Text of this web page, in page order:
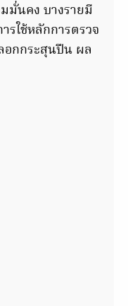
มั่นคง บางรายมี
ใช้หลักการตรวจ
อกกระสุนปืน ผล